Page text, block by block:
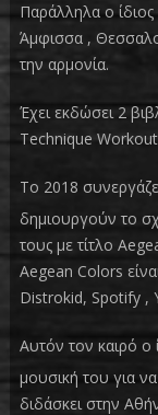
Παράλληλα ο
Άμφισσα ,
την αρμονία.
Έχει εκδώσει 2
Technique
Το 2018
δημιουργούν το
τους με τίτλο
Aegean Colors
Distrokid, Spotify ,
Αυτόν τον καιρό ο
μουσική του για
διδάσκει στην